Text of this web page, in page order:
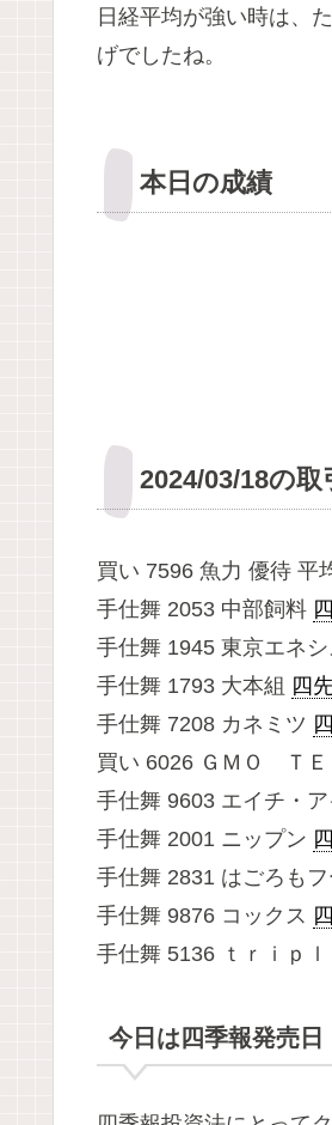
日経平均が強い時は、
げでしたね。
本日の成績
2024/03/18の取
買い 7596 魚力 優待 平
手仕舞 2053 中部飼料
手仕舞 1945 東京エネ
手仕舞 1793 大本組 四
手仕舞 7208 カネミツ
買い 6026 ＧＭＯ ＴＥ
手仕舞 9603 エイチ・
手仕舞 2001 ニップン
手仕舞 2831 はごろも
手仕舞 9876 コックス
手仕舞 5136 ｔｒｉｐ
今日は四季報発売日